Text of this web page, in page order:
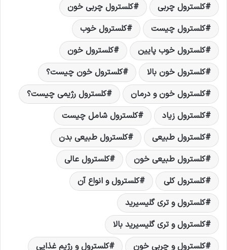
کلسترول چربی
کلسترول چربی خون
کلسترول چیست
کلسترول خوب
کلسترول خوب پایین
کلسترول خون
کلسترول خون بالا
کلسترول خون چیست؟
کلسترول خون و درمان
کلسترول رژیمی چیست؟
کلسترول زیاد
کلسترول شامل چیست
کلسترول طبیعی
کلسترول طبیعی بدن
کلسترول طبیعی خون
کلسترول عالی
کلسترول کلی
کلسترول و انواع آن
کلسترول و تری گلیسیرید
کلسترول و تری گلیسیرید بالا
کلسترول و چربی خون
کلسترول و رژیم غذایی